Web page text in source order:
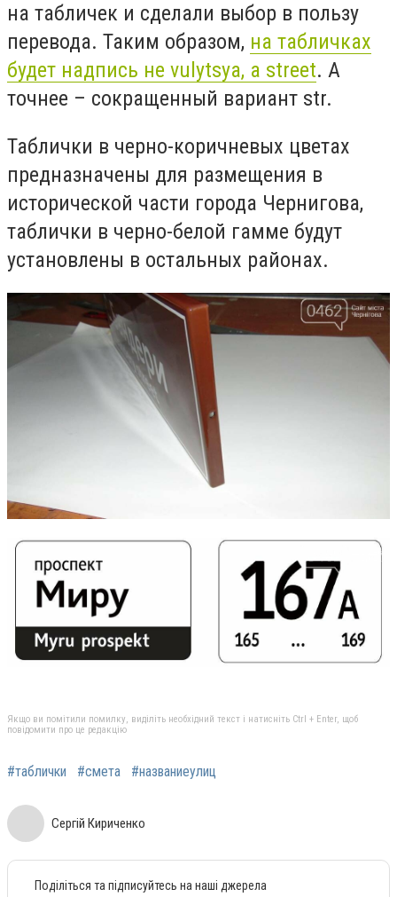
на табличек и сделали выбор в пользу
перевода. Таким образом, на табличках
будет надпись не vulytsya, а street. А
точнее – сокращенный вариант str.
Таблички в черно-коричневых цветах
предназначены для размещения в
исторической части города Чернигова,
таблички в черно-белой гамме будут
установлены в остальных районах.
Якщо ви помітили помилку, виділіть необхідний текст і натисніть Ctrl + Enter, щоб
повідомити про це редакцію
#таблички #смета #названиеулиц
Сергій Кириченко
Поділіться та підписуйтесь на наші джерела